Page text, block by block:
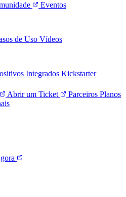
Eventos
de Uso Vídeos
Integrados Kickstarter
Abrir um Ticket Parceiros Planos